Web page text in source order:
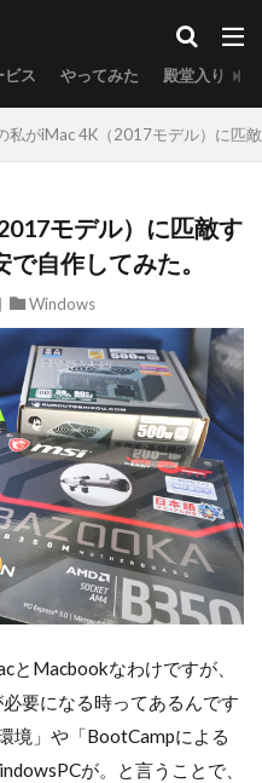
ビス やってみた 殿堂入り
私がiMac 4K（2017モデル）に匹
モデル）に匹敵す
自作してみた。
Windows
とMacbookなわけですが、
要になる時ってあるんです
境」や「BootCampによる
が。と言うことで、